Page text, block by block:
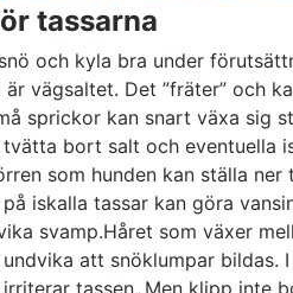
tassarna
och kyla bra under
vägsaltet. Det ”fräter” och
sprickor kan snart växa sig
bort salt och eventuella
som hunden kan ställa ner
iskalla tassar kan göra
svamp.Håret som växer
att snöklumpar bildas.
tassen. Men klipp inte